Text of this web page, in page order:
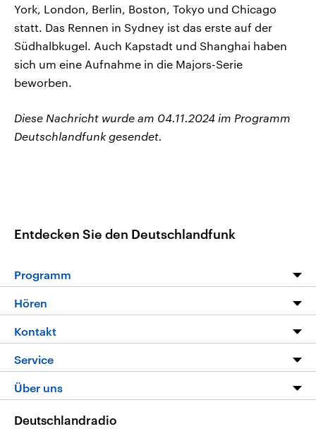
York, London, Berlin, Boston, Tokyo und Chicago
statt. Das Rennen in Sydney ist das erste auf der
Südhalbkugel. Auch Kapstadt und Shanghai haben
sich um eine Aufnahme in die Majors-Serie
beworben.
Diese Nachricht wurde am 04.11.2024 im Programm
Deutschlandfunk gesendet.
Entdecken Sie den Deutschlandfunk
Programm
Programm
Die Nachrichten
Nachrichtenleicht
Neue Beiträge auf dlf.de
Hören
Livestream
Podcasts
Deutschlandfunk App
Nachrichten App
Kontakt
Hörerservice
Service
FAQ
Über uns
Deutschlandradio